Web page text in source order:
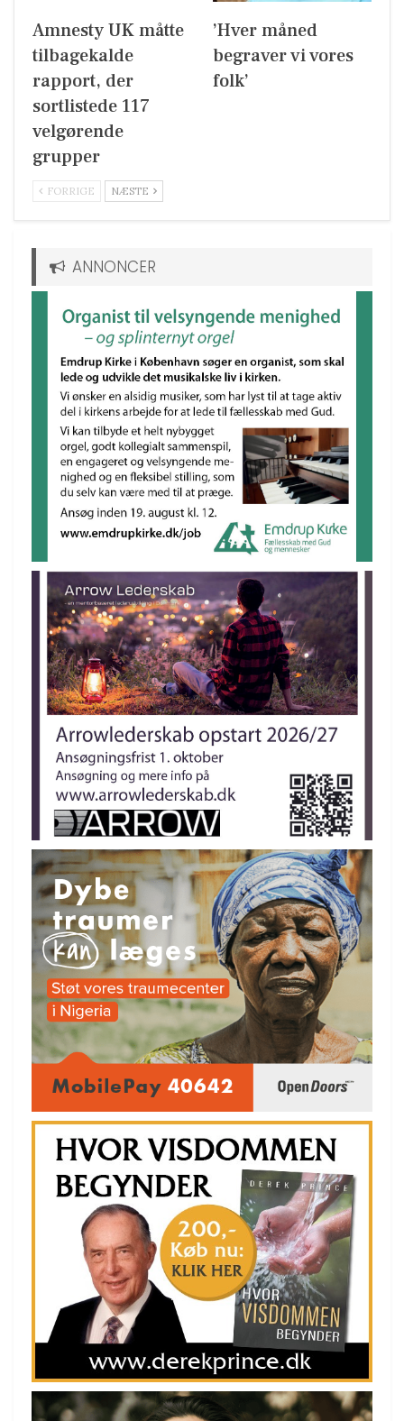
Amnesty UK måtte
tilbagekalde
rapport, der
sortlistede 117
velgørende
grupper
’Hver måned
begraver vi vores
folk’
FORRIGE NÆSTE
ANNONCER